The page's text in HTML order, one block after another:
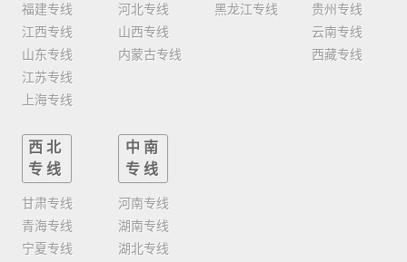
福建专线
江西专线
山东专线
江苏专线
上海专线
河北专线
山西专线
内蒙古专线
黑龙江专线
贵州专线
云南专线
西藏专线
西北
专线
甘肃专线
青海专线
宁夏专线
中南
专线
河南专线
湖南专线
湖北专线